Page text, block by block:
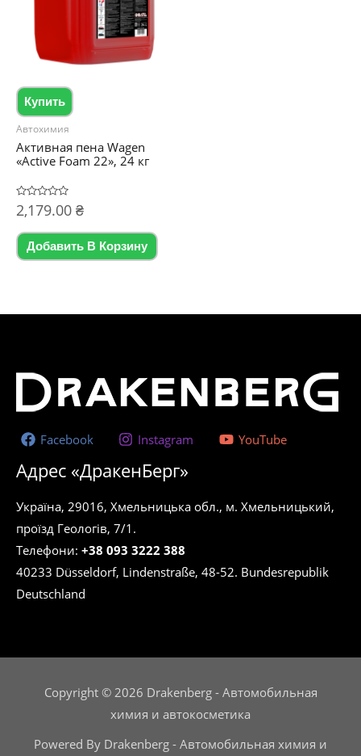
Купить
Автохимия
Активная пена Wagen
«Active Foam 22», 24 кг
Оценка
0
5
2,179.00 ₴
Добавить В Корзину
Facebook Instagram YouTube
Адрес «ДракенБерг»
Україна, 29016, Хмельницька обл., м. Хмельницький,
проїзд Геологів, 7/1.
Телефони: +38 093 3222 388
40233 Düsseldorf, Lindenstraße, 48-52. Bundesrepublik
Deutschland
Copyright © 2026 Drakenberg - Автомобильная
химия и автокосметика
Powered By Drakenberg - Автомобильная химия и